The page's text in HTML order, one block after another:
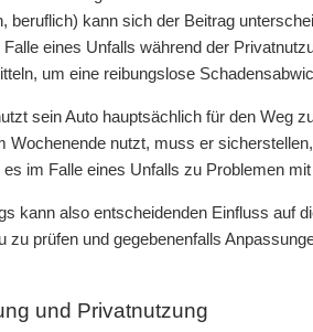
beruflich) kann sich der Beitrag
Falle eines Unfalls während der
um eine reibungslose
sein Auto hauptsächlich für den Weg
Wochenende nutzt, muss er
im Falle eines Unfalls zu Problemen
kann also entscheidenden Einfluss auf
zu prüfen und gegebenenfalls
und Privatnutzung